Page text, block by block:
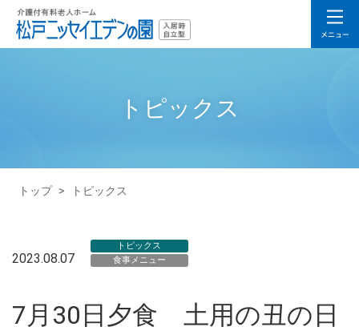
トピックス
トップ > トピックス
2023.08.07
トピックス
食事メニュー
7月30日夕食 土用の丑の日